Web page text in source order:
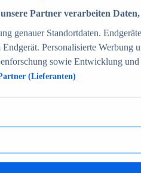
70+
Partner verarbeiten
genauer Standortdaten.
Endgerät. Personalisierte Werbung
sowie Entwicklung
(Lieferanten)